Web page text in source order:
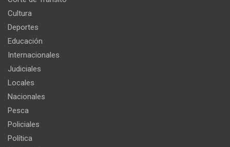
Cultura
Deportes
Educación
Internacionales
Judiciales
Locales
Nacionales
Pesca
Policiales
Política